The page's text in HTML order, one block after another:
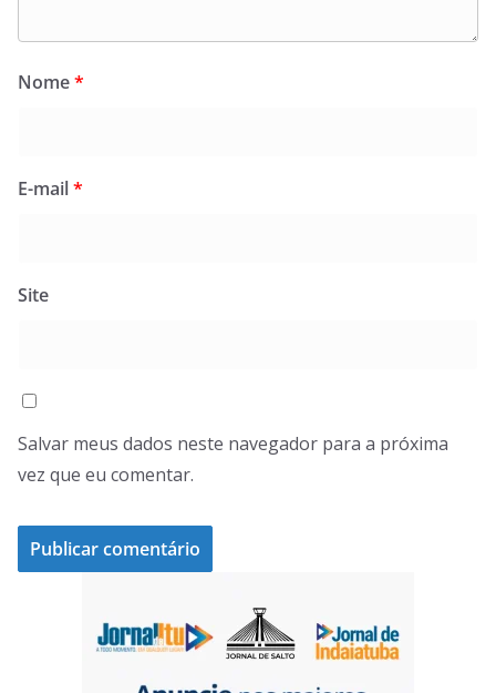
Nome*
E-mail*
Site
Salvar meus dados neste navegador para a próxima
vez que eu comentar.